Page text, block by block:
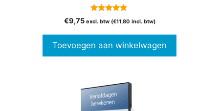
van 5
€9,75 excl. btw (€11,80 incl. btw)
Toevoegen aan winkelwagen